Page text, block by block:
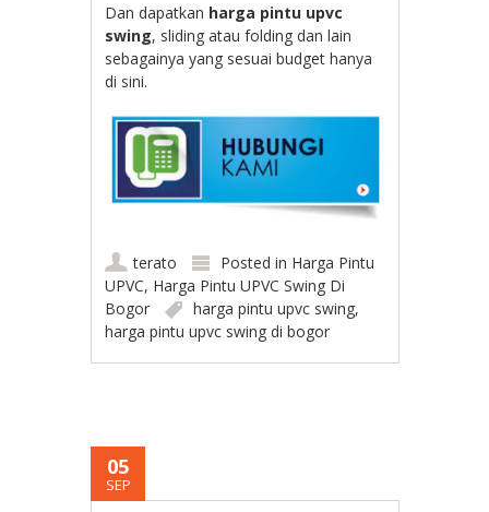
Dan dapatkan harga pintu upvc
swing, sliding atau folding dan lain
sebagainya yang sesuai budget hanya
di sini.
terato Posted in Harga Pintu
UPVC, Harga Pintu UPVC Swing Di
Bogor
harga pintu upvc swing,
harga pintu upvc swing di bogor
05
SEP